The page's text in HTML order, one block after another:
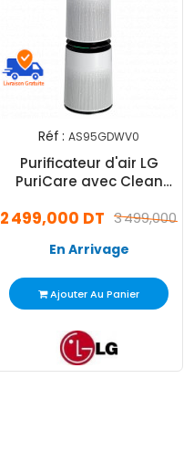
Réf : AS95GDWV0
Purificateur d'air LG
PuriCare avec Clean
3 499,000
2 499,000 DT
En Arrivage
Ajouter Au Panier